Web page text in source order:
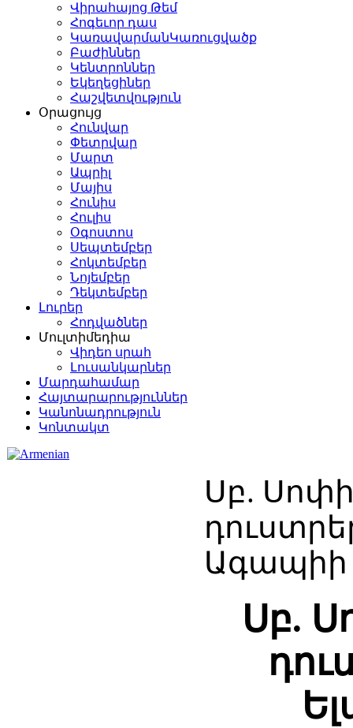
Վիրահայոց Թեմ
Հոգեւոր դաս
ԿառավարմանԿառուցվածք
Բաժիններ
Կենտրոններ
Եկեղեցիներ
Հաշվետվություն
Օրացույց
Հունվար
Փետրվար
Մարտ
Ապրիլ
Մայիս
Հունիս
Հուլիս
Օգոստոս
Սեպտեմբեր
Հոկտեմբեր
Նոյեմբեր
Դեկտեմբեր
Լուրեր
Հոդվածներ
Մուլտիմեդիա
Վիդեո սրահ
Լուսանկարներ
Մարդահամար
Հայտարարություններ
Կանոնադրություն
Կոնտակտ
Սբ.
Ագապիի
Սբ.